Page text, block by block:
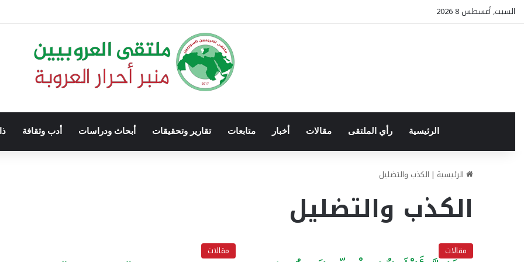
السبت, أغسطس 8 2026
الرئيسية رأي الملتقى مقالات أخبار متابعات تقارير وتحقيقات أبحاث ودراسات أدب وثقافة
الرئيسية | الكذب والتضليل
الكذب والتضليل
مقالات مقالات